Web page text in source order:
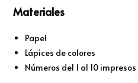
Materiales
Papel
Lápices de colores
Números del 1 al 10